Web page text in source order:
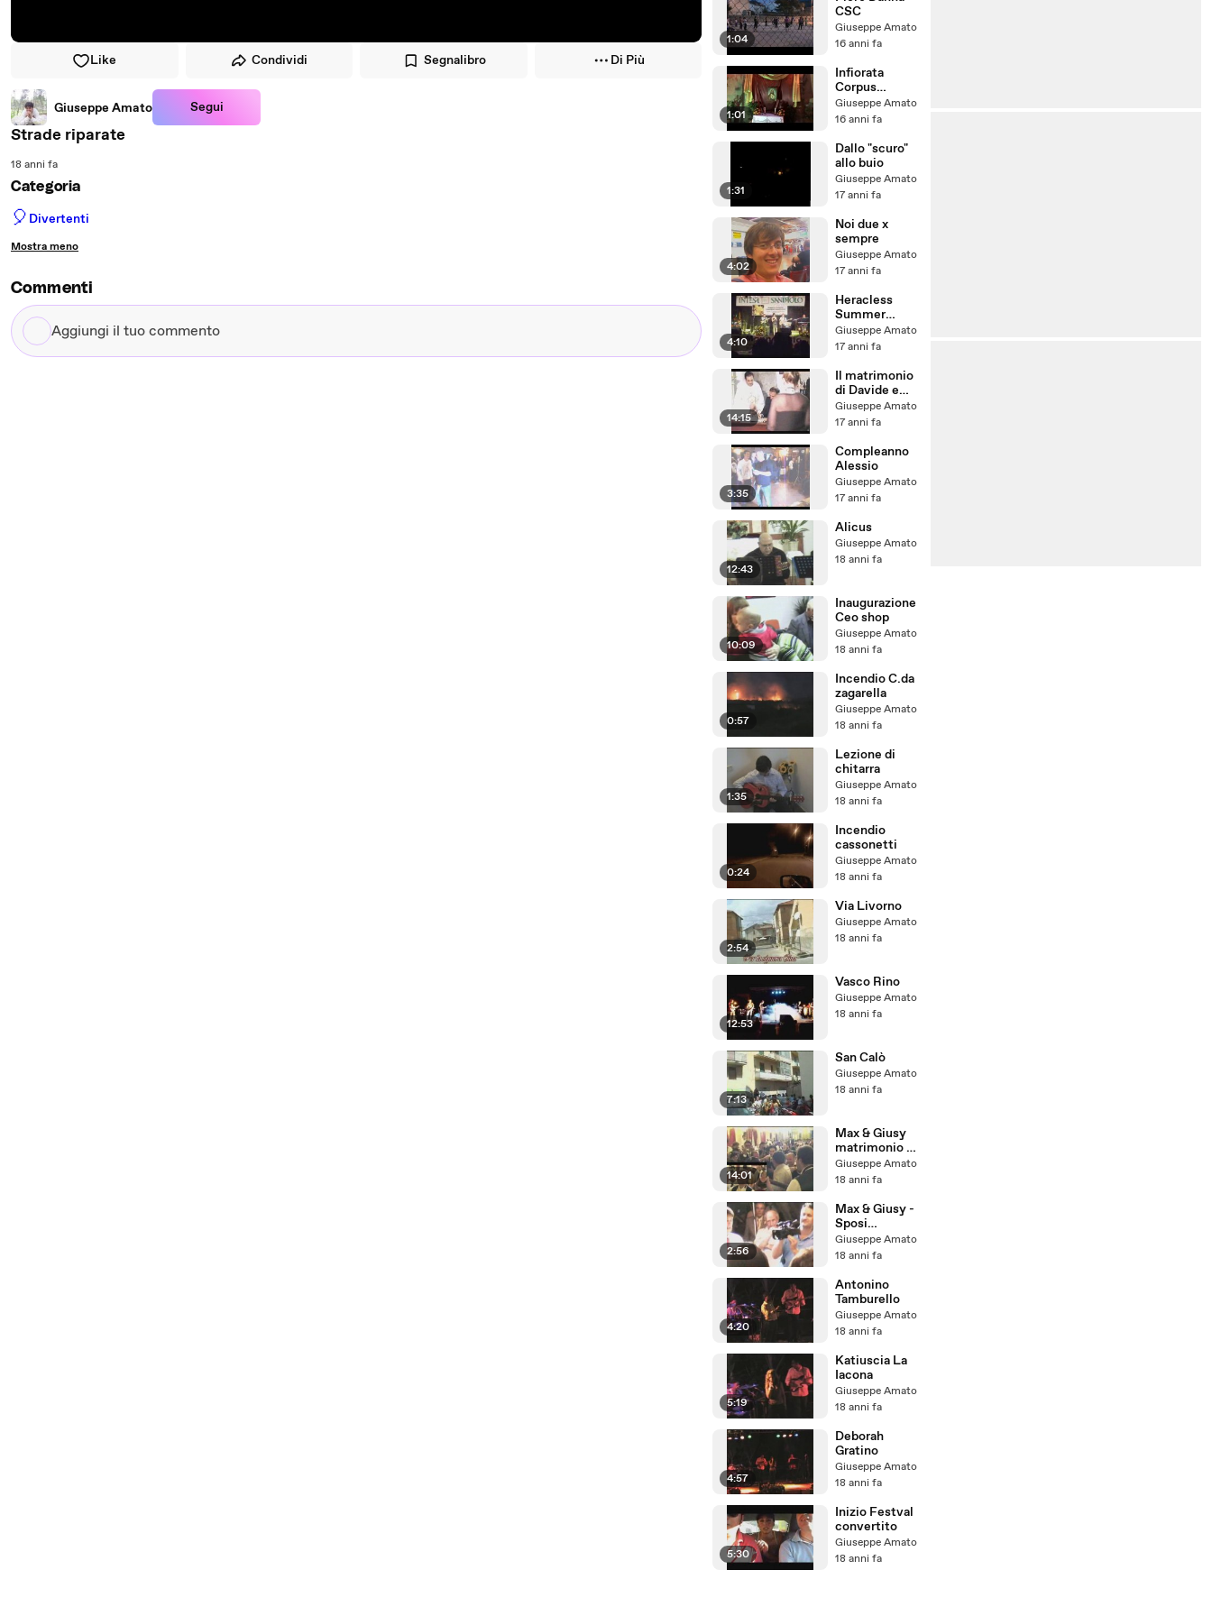
Like Condividi Segnalibro Di Più
Giuseppe Amato Segui
Strade riparate
18 anni fa
Categoria
🎈 Divertenti
Mostra meno
Commenti
Aggiungi
il
1:04
CSC
Giuseppe Amato
16 anni fa
1:01
Infiorata
Corpus
Domini
Giuseppe Amato
16 anni fa
1:31
Dallo "scuro"
allo buio
Giuseppe Amato
17 anni fa
4:02
Noi due x
sempre
Giuseppe Amato
17 anni fa
4:10
Heracless
Summer
Festival
2009. !0
Corazon
Espina
Giuseppe Amato
17 anni fa
14:15
Il matrimonio
di Davide e
Melina 2°
Parte
Giuseppe Amato
17 anni fa
3:35
Compleanno
Alessio
Giuseppe Amato
17 anni fa
12:43
Alicus
Giuseppe Amato
18 anni fa
10:09
Inaugurazione
Ceo shop
Giuseppe Amato
18 anni fa
0:57
Incendio C.da
zagarella
Giuseppe Amato
18 anni fa
1:35
Lezione di
chitarra
Giuseppe Amato
18 anni fa
0:24
Incendio
cassonetti
Giuseppe Amato
18 anni fa
2:54
Via Livorno
Giuseppe Amato
18 anni fa
12:53
Vasco Rino
Giuseppe Amato
18 anni fa
7:13
San Calò
Giuseppe Amato
18 anni fa
14:01
Max & Giusy
matrimonio -
2° parte
Giuseppe Amato
18 anni fa
2:56
Max & Giusy -
Sposi
fortunati
Giuseppe Amato
18 anni fa
4:20
Antonino
Tamburello
Giuseppe Amato
18 anni fa
5:19
Katiuscia La
Iacona
Giuseppe Amato
18 anni fa
4:57
Deborah
Gratino
Giuseppe Amato
18 anni fa
5:30
Inizio Festval
convertito
Giuseppe Amato
18 anni fa